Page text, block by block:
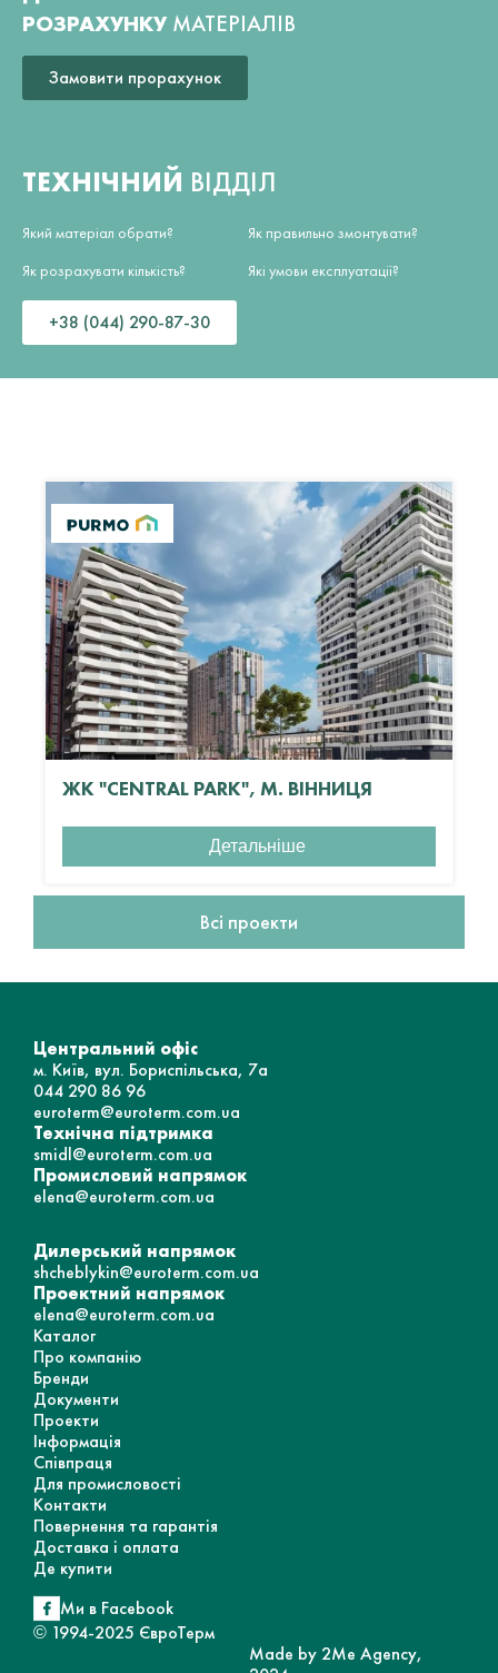
РОЗРАХУНКУ МАТЕРІАЛІВ
Замовити прорахунок
ТЕХНІЧНИЙ ВІДДІЛ
Який матеріал обрати?
Як розрахувати кількість?
Як правильно змонтувати?
Які умови експлуатації?
+38 (044) 290-87-30
ЖК "CENTRAL PARK", М. ВІННИЦЯ
Детальніше
Всі проекти
Центральний офіс
м. Київ, вул. Бориспільська, 7а
044 290 86 96
euroterm@euroterm.com.ua
Технічна підтримка
smidl@euroterm.com.ua
Промисловий напрямок
elena@euroterm.com.ua
Дилерський напрямок
shcheblykin@euroterm.com.ua
Проектний напрямок
elena@euroterm.com.ua
Каталог
Про компанію
Бренди
Документи
Проекти
Інформація
Співпраця
Для промисловості
Контакти
Повернення та гарантія
Доставка і оплата
Де купити
Ми в Facebook
© 1994-2025 ЄвроТерм
Made by 2Me Agency,